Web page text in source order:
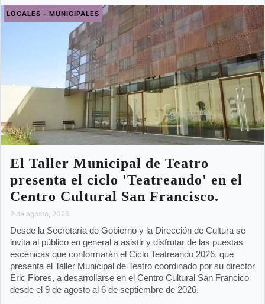
LOCALES - MUNICIPALES
El Taller Municipal de Teatro
presenta el ciclo 'Teatreando' en el
Centro Cultural San Francisco.
2 de agosto, 2026
Desde la Secretaría de Gobierno y la Dirección de Cultura se
invita al público en general a asistir y disfrutar de las puestas
escénicas que conformarán el Ciclo Teatreando 2026, que
presenta el Taller Municipal de Teatro coordinado por su director
Eric Flores, a desarrollarse en el Centro Cultural San Francico
desde el 9 de agosto al 6 de septiembre de 2026.